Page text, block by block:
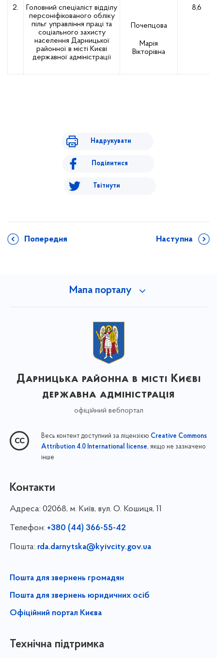
2.
Головний спеціаліст відділу
персоніфікованого обліку
пільг управління праці та
соціального захисту
населення Дарницької
районної в місті Києві
державної адміністрації
Почепцова
Марія
Вікторівна
8,6
Надрукувати
Поділитися
Твітнути
Попередня Наступна
Мапа порталу
Дарницька районна в місті Києві
державна адміністрація
офіційний вебпортал
Весь контент доступний за ліцензією Creative Commons
Attribution 4.0 International license, якщо не зазначено
інше
Контакти
Адреса: 02068, м. Київ, вул. О. Кошиця, 11
Телефон: +380 (44) 366-55-42
Пошта: rda.darnytska@kyivcity.gov.ua
Пошта для звернень громадян
Пошта для звернень юридичних осіб
Офіційний портал Києва
Технічна підтримка